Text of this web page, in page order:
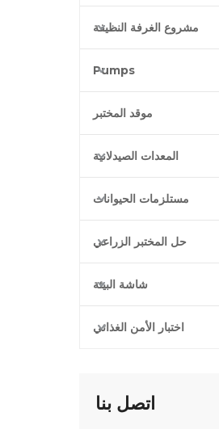
مشروع الغرفة النظيفة
Pumps
موقد المختبر
المعدات الصيدلانية
مستلزمات الحيوانات
حل المختبر الزراعي
شاشة البيئة
اختبار الأمن الغذائي
اتصل بنا